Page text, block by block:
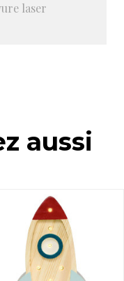
laser
aussi